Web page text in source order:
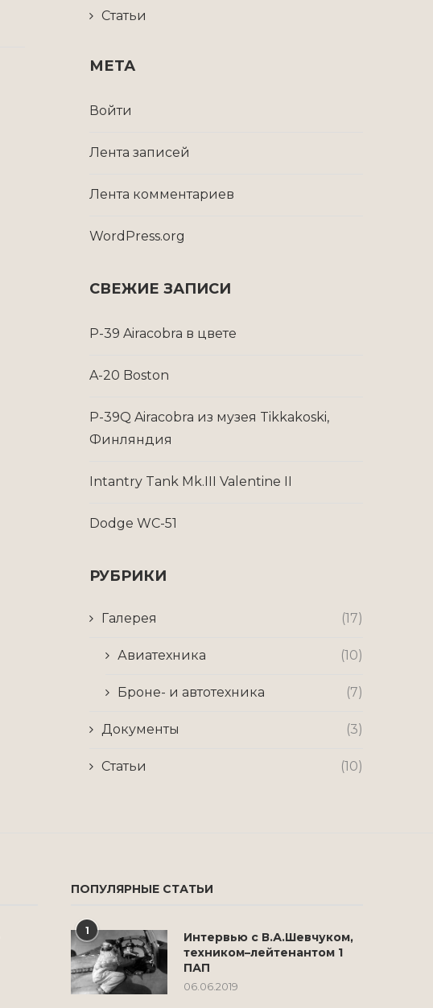
Статьи
МЕТА
Войти
Лента записей
Лента комментариев
WordPress.org
СВЕЖИЕ ЗАПИСИ
P-39 Airacobra в цвете
A-20 Boston
P-39Q Airacobra из музея Tikkakoski,
Финляндия
Intantry Tank Mk.III Valentine II
Dodge WC-51
РУБРИКИ
Галерея (17)
Авиатехника (10)
Броне- и автотехника (7)
Документы (3)
Статьи (10)
ПОПУЛЯРНЫЕ СТАТЬИ
1
Интервью с В.А.Шевчуком,
техником–лейтенантом 1
ПАП
06.06.2019